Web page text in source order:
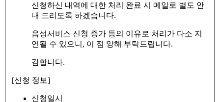
신청하신 내역에 대한 처리 완료 시 메일로 별도 안
내 드리도록 하겠습니다.
음성서비스 신청 증가 등의 이유로 처리가 다소 지
연될 수 있으니, 이 점 양해 부탁드립니다.
감합니다.
[신청 정보]
신청일시